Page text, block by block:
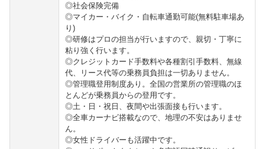
◎社会保険完備
◎マイカー・バイク・自転車通勤可能(無料駐車場あ
り)
◎研修はプロの担当が行いますので、親切・丁寧に
粘り強く行います。
◎クレジットカード手数料や各種割引手数料、無線
代、リース代等の乗務員負担は一切ありません。
◎管理職登用制度あり。全国の営業所の管理職のほ
とんどが乗務員からの登用です。
◎土・日・祝日、夜間や出張面接も行います。
◎全車カーナビ搭載なので、地理の不安はありませ
ん。
◎女性ドライバーも活躍中です。